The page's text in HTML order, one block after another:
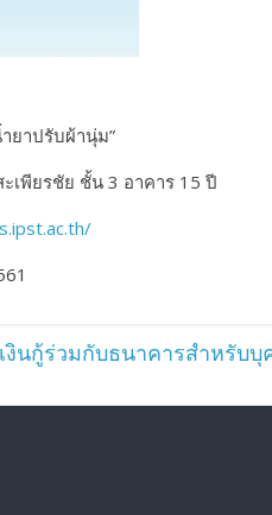
ยาปรับผ้านุ่ม”
เพียรชัย ชั้น 3 อาคาร 15 ปี
งินกู้ร่วมกับธนาคารสำหรับบุ